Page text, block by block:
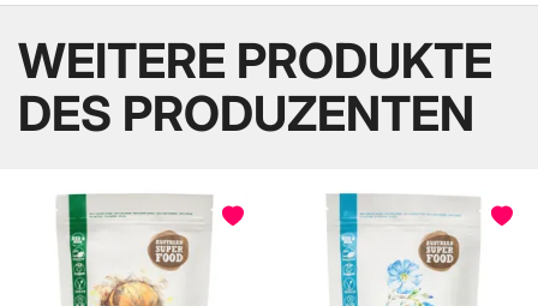
WEITERE PRODUKTE
DES PRODUZENTEN